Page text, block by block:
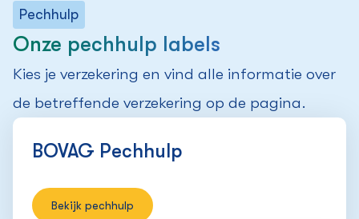
Pechhulp
Onze pechhulp labels
Kies je verzekering en vind alle informatie over
de betreffende verzekering op de pagina.
BOVAG Pechhulp
Bekijk pechhulp